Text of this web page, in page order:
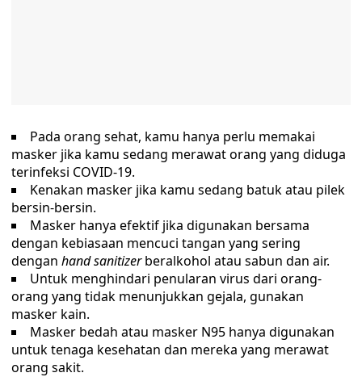
Pada orang sehat, kamu hanya perlu memakai
masker jika kamu sedang merawat orang yang diduga
terinfeksi COVID-19.
Kenakan masker jika kamu sedang batuk atau pilek
bersin-bersin.
Masker hanya efektif jika digunakan bersama
dengan kebiasaan mencuci tangan yang sering
dengan hand sanitizerberalkohol atau sabun dan air.
Untuk menghindari penularan virus dari orang-
orang yang tidak menunjukkan gejala, gunakan
masker kain.
Masker bedah atau masker N95 hanya digunakan
untuk tenaga kesehatan dan mereka yang merawat
orang sakit.